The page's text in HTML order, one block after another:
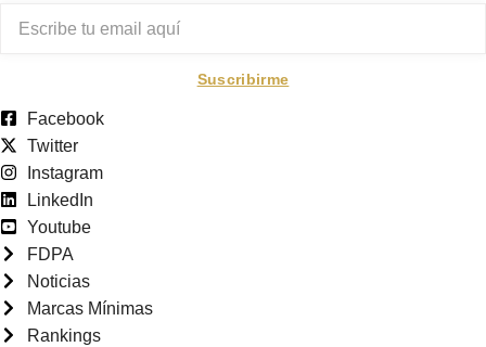
Suscribirme
Facebook
Twitter
Instagram
LinkedIn
Youtube
FDPA
Noticias
Marcas Mínimas
Rankings